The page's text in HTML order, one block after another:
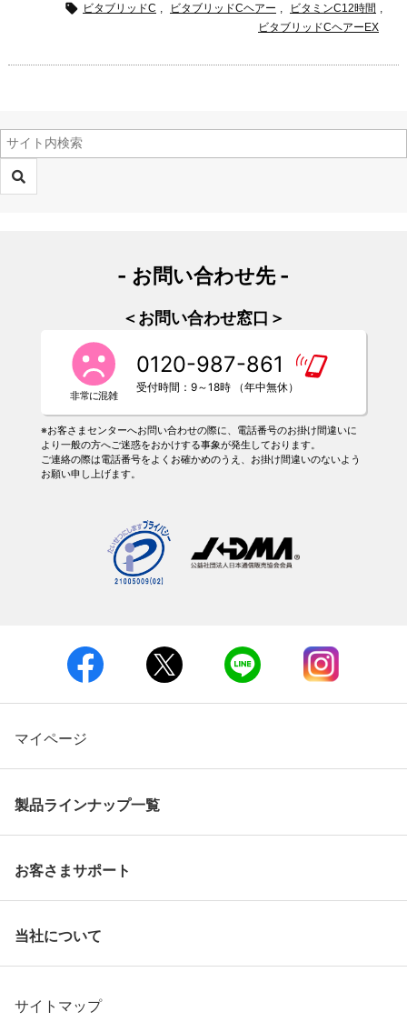
 ビタブリッドC , ビタブリッドCヘアー , ビタミンC12時間 ,
ビタブリッドCヘアーEX
- お問い合わせ先 -
＜お問い合わせ窓口＞
0120-987-861
受付時間：9～18時 （年中無休）
※お客さまセンターへお問い合わせの際に、電話番号のお掛け間違いに
より一般の方へご迷惑をおかけする事象が発生しております。
ご連絡の際は電話番号をよくお確かめのうえ、お掛け間違いのないよう
お願い申し上げます。
マイページ
製品ラインナップ一覧
お客さまサポート
当社について
サイトマップ